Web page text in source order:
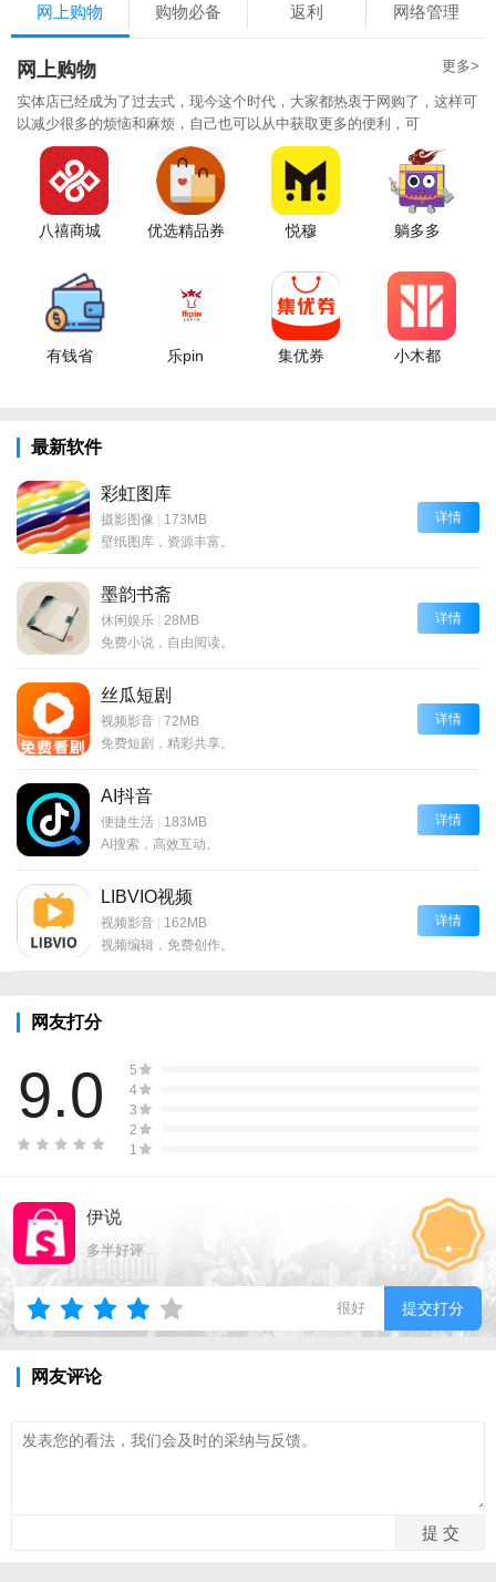
网上购物 购物必备 返利 网络管理
网上购物 更多>
实体店已经成为了过去式，现今这个时代，大家都热衷于网购了，这样可
以减少很多的烦恼和麻烦，自己也可以从中获取更多的便利，可
八禧商城 优选精品券 悦穆 躺多多
有钱省 乐pin 集优券 小木都
最新软件
彩虹图库
摄影图像 | 173MB
壁纸图库，资源丰富。
详情
墨韵书斋
休闲娱乐 | 28MB
免费小说，自由阅读。
详情
丝瓜短剧
视频影音 | 72MB
免费短剧，精彩共享。
详情
AI抖音
便捷生活 | 183MB
AI搜索，高效互动。
详情
LIBVIO视频
视频影音 | 162MB
视频编辑，免费创作。
详情
网友打分
9.0
5
4
3
2
1
伊说
多半好评
很好 提交打分
网友评论